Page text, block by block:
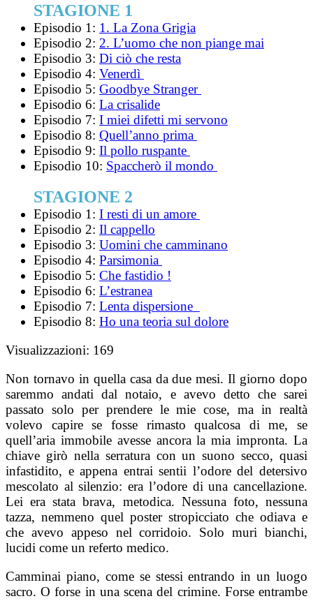
STAGIONE 1
Episodio 1: 1. La Zona Grigia
Episodio 2: 2. L’uomo che non piange mai
Episodio 3: Di ciò che resta
Episodio 4: Venerdì
Episodio 5: Goodbye Stranger
Episodio 6: La crisalide
Episodio 7: I miei difetti mi servono
Episodio 8: Quell’anno prima
Episodio 9: Il pollo ruspante
Episodio 10: Spaccherò il mondo
STAGIONE 2
Episodio 1: I resti di un amore
Episodio 2: Il cappello
Episodio 3: Uomini che camminano
Episodio 4: Parsimonia
Episodio 5: Che fastidio !
Episodio 6: L’estranea
Episodio 7: Lenta dispersione
Episodio 8: Ho una teoria sul dolore
Visualizzazioni: 169
Non tornavo in quella casa da due mesi. Il giorno dopo
saremmo andati dal notaio, e avevo detto che sarei
passato solo per prendere le mie cose, ma in realtà
volevo capire se fosse rimasto qualcosa di me, se
quell’aria immobile avesse ancora la mia impronta. La
chiave girò nella serratura con un suono secco, quasi
infastidito, e appena entrai sentii l’odore del detersivo
mescolato al silenzio: era l’odore di una cancellazione.
Lei era stata brava, metodica. Nessuna foto, nessuna
tazza, nemmeno quel poster stropicciato che odiava e
che avevo appeso nel corridoio. Solo muri bianchi,
lucidi come un referto medico.
Camminai piano, come se stessi entrando in un luogo
sacro. O forse in una scena del crimine. Forse entrambe